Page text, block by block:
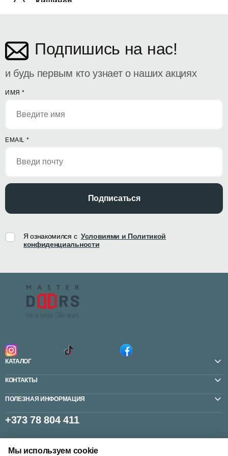
Кишинёв
Подпишись на нас!
и будь первым кто узнает о наших акциях
ИМЯ *
EMAIL *
Подписаться
Я ознакомился с Условиями и Политикой
конфиденциальности
КАТАЛОГ
КОНТАКТЫ
ПОЛЕЗНАЯ ИНФОРМАЦИЯ
+373 78 804 411
Мы используем cookie